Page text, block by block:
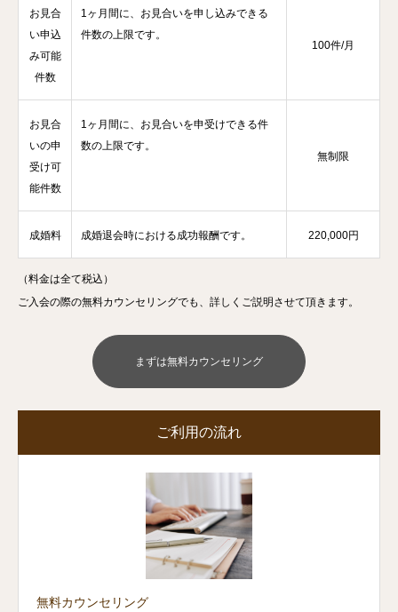
お見合
い申込
み可能
件数
1ヶ月間に、お見合いを申し込みできる
件数の上限です。
100件/月
お見合
いの申
受け可
能件数
1ヶ月間に、お見合いを申受けできる件
数の上限です。
無制限
成婚料 成婚退会時における成功報酬です。 220,000円
（料金は全て税込）
ご入会の際の無料カウンセリングでも、詳しくご説明させて頂きます。
まずは無料カウンセリング
ご利用の流れ
無料カウンセリング